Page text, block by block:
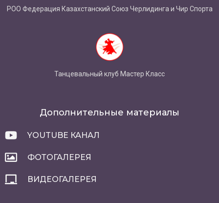
РОО Федерация Казахстанский Союз Черлидинга и Чир Спорта
Танцевальный клуб Мастер Класс
Дополнительные материалы
YOUTUBE КАНАЛ
ФОТОГАЛЕРЕЯ
ВИДЕОГАЛЕРЕЯ